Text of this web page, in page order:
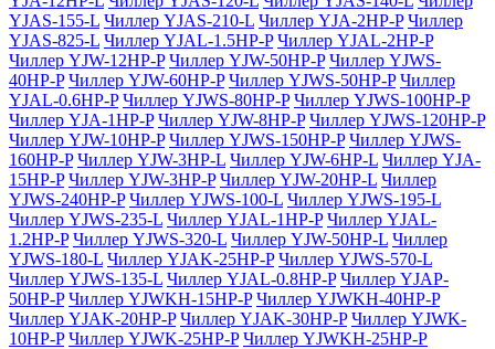
YJAS-155-L Чиллер YJAS-210-L Чиллер YJA-2HP-P Чиллер
YJAS-825-L Чиллер YJAL-1.5HP-P Чиллер YJAL-2HP-P
Чиллер YJW-12HP-P Чиллер YJW-50HP-P Чиллер YJWS-
40HP-P Чиллер YJW-60HP-P Чиллер YJWS-50HP-P Чиллер
YJAL-0.6HP-P Чиллер YJWS-80HP-P Чиллер YJWS-100HP-P
Чиллер YJA-1HP-P Чиллер YJW-8HP-P Чиллер YJWS-120HP-P
Чиллер YJW-10HP-P Чиллер YJWS-150HP-P Чиллер YJWS-
160HP-P Чиллер YJW-3HP-L Чиллер YJW-6HP-L Чиллер YJA-
15HP-P Чиллер YJW-3HP-P Чиллер YJW-20HP-L Чиллер
YJWS-240HP-P Чиллер YJWS-100-L Чиллер YJWS-195-L
Чиллер YJWS-235-L Чиллер YJAL-1HP-P Чиллер YJAL-
1.2HP-P Чиллер YJWS-320-L Чиллер YJW-50HP-L Чиллер
YJWS-180-L Чиллер YJAK-25HP-P Чиллер YJWS-570-L
Чиллер YJWS-135-L Чиллер YJAL-0.8HP-P Чиллер YJAP-
50HP-P Чиллер YJWKH-15HP-P Чиллер YJWKH-40HP-P
Чиллер YJAK-20HP-P Чиллер YJAK-30HP-P Чиллер YJWK-
10HP-P Чиллер YJWK-25HP-P Чиллер YJWKH-25HP-P